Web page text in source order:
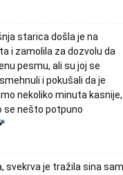
starica došla je na
i zamolila za dozvolu da
pesmu, ali su joj se
i pokušali da je
nekoliko minuta kasnije,
se nešto potpuno
svekrva je tražila sina